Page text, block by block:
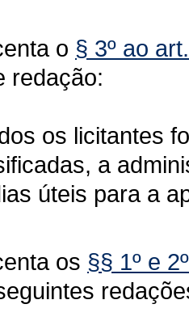
o § 3º ao
redação:
os licitantes
a
úteis para a
os §§ 1º e